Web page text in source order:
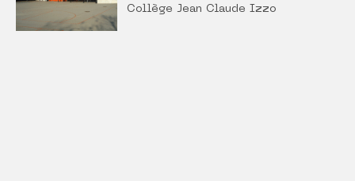
Collège Jean Claude Izzo